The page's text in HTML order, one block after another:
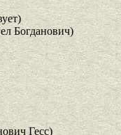
Богданович)
Гесс)